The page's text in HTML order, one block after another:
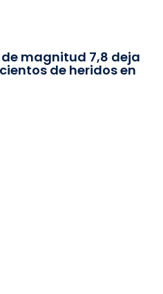
magnitud 7,8 deja
de heridos en